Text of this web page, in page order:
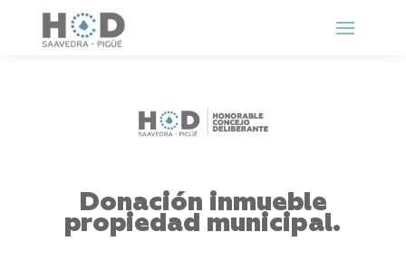
Donación inmueble
propiedad municipal.